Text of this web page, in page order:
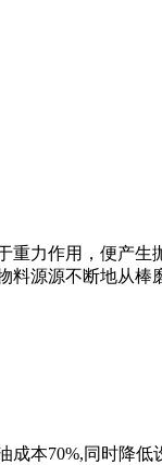
力作用，便产
料源源不断地从棒
成本70%,同时降低